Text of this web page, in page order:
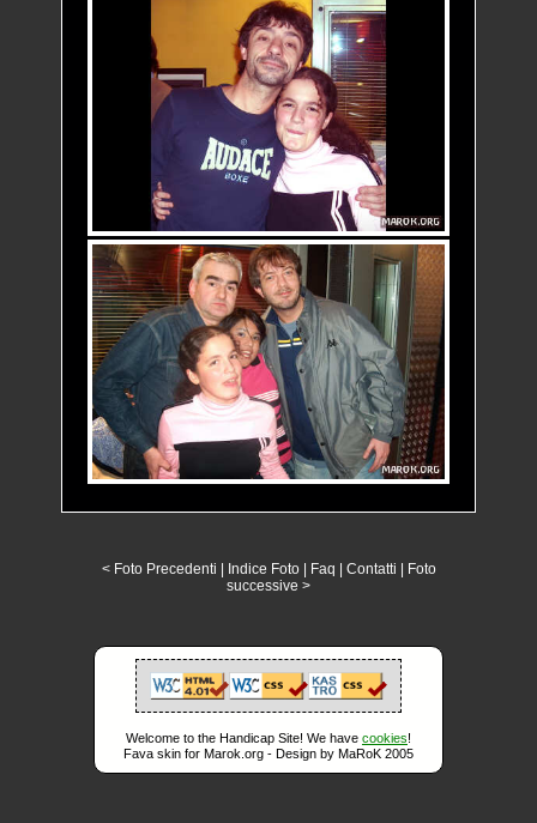
< Foto Precedenti Indice Foto| Faq Contatti
Foto
successive >
Welcome to the Handicap Site! We have cookies!
Fava skin for Marok.org - Design by MaRoK 2005